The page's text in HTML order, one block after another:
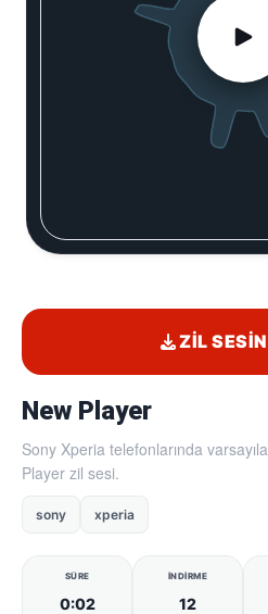
New Player
Sony Xperia telefonlarında
Player zil sesi.
sony xperia
SÜRE
0:02
İNDIRME
12
ZIL